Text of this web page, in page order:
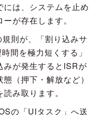
は、システムを止め
が存在します。
則が、「割り込みサ
間を極力短くする」
みが発生するとISRが
（押下・解放など）
み取ります。
の「UIタスク」へ送